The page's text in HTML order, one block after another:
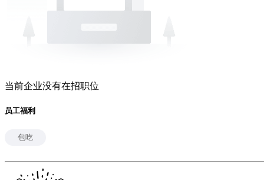
当前企业没有在招职位
员工福利
包吃